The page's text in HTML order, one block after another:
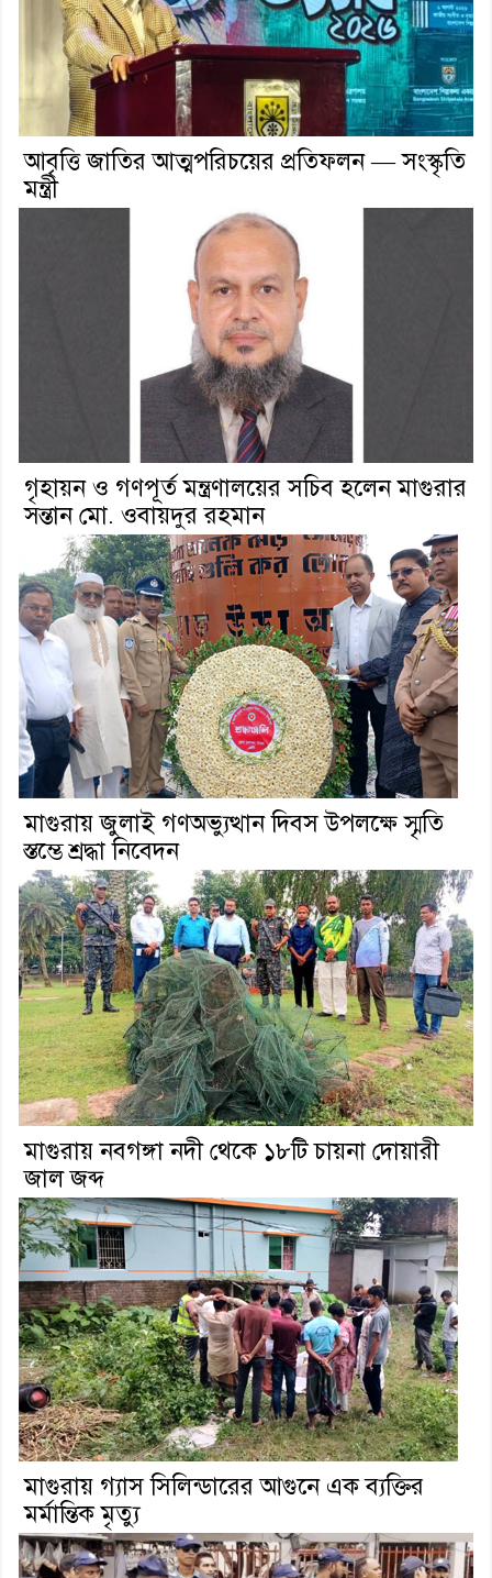
আবৃত্তি জাতির আত্মপরিচয়ের প্রতিফলন — সংস্কৃতি
মন্ত্রী
গৃহায়ন ও গণপূর্ত মন্ত্রণালয়ের সচিব হলেন মাগুরার
সন্তান মো. ওবায়দুর রহমান
মাগুরায় জুলাই গণঅভ্যুত্থান দিবস উপলক্ষে স্মৃতি
স্তম্ভে শ্রদ্ধা নিবেদন
মাগুরায় নবগঙ্গা নদী থেকে ১৮টি চায়না দোয়ারী
জাল জব্দ
মাগুরায় গ্যাস সিলিন্ডারের আগুনে এক ব্যক্তির
মর্মান্তিক মৃত্যু